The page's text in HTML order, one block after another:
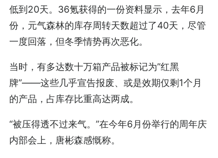
低到20天。36氪获得的一份资料显示，去年6月
份，元气森林的库存周转天数超过了40天，尽管
一度回落，但冬季情势再次恶化。
当时，有多达数十万箱产品被标记为”红黑
牌”——这些几乎宣告报废、或是效期仅剩1个月
的产品，占库存比重高达两成。
“被压得透不过来气。”在今年6月份举行的周年庆
内部会上，唐彬森感慨称。